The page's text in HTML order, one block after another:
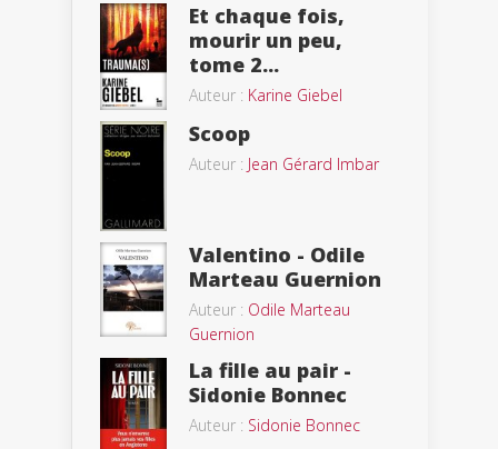
Et chaque fois,
mourir un peu,
tome 2...
Auteur : Karine Giebel
Scoop
Auteur : Jean Gérard Imbar
Valentino - Odile
Marteau Guernion
Auteur : Odile Marteau
Guernion
La fille au pair -
Sidonie Bonnec
Auteur : Sidonie Bonnec